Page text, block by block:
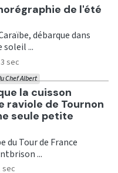
de l'été
débarque dans
soleil ...
sec
la cuisson
raviole de Tournon
seule petite
Chef Albert
du Tour de France
...
sec